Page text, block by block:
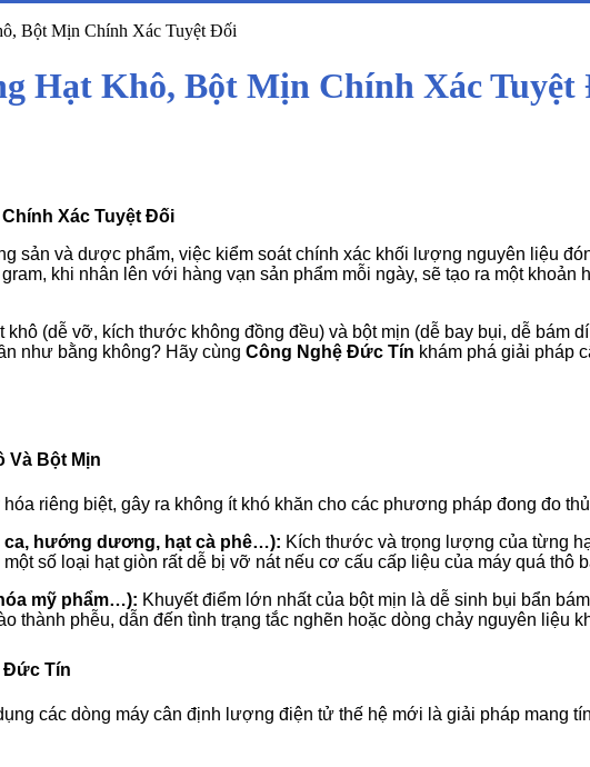
Bột Mịn Chính Xác Tuyệt Đối
Hạt Khô, Bột Mịn Chính Xác Tuyệt
Xác Tuyệt Đối
sản và dược phẩm, việc kiểm soát chính xác khối lượng nguyên liệu
khi nhân lên với hàng vạn sản phẩm mỗi ngày, sẽ tạo ra một
(dễ vỡ, kích thước không đồng đều) và bột mịn (dễ bay bụi, dễ bám
như bằng không? Hãy cùng Công Nghệ Đức Tín khám phá giải pháp
Và Bột Mịn
riêng biệt, gây ra không ít khó khăn cho các phương pháp đong đo
ca, hướng dương, hạt cà phê…): Kích thước và trọng lượng của từng
số loại hạt giòn rất dễ bị vỡ nát nếu cơ cấu cấp liệu của máy quá thô
mỹ phẩm…): Khuyết điểm lớn nhất của bột mịn là dễ sinh bụi bẩn
thành phễu, dẫn đến tình trạng tắc nghẽn hoặc dòng chảy nguyên liệu
Đức Tín
các dòng máy cân định lượng điện tử thế hệ mới là giải pháp mang